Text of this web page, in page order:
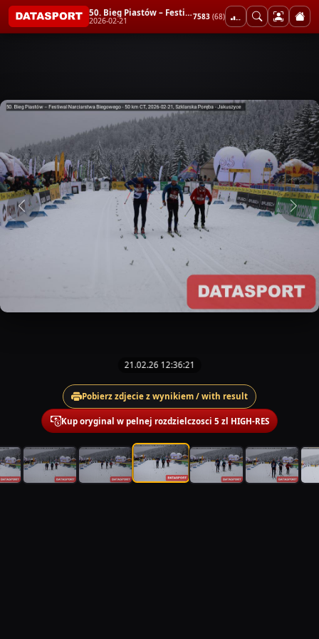
50. Bieg Piastów – Festiwal Narciarstwa Biegowego - 50 km CT
2026-02-21 7583 (68)
21.02.26 12:36:21
Pobierz zdjecie z wynikiem / with result
Kup oryginal w pelnej rozdzielczosci 5 zl HIGH-RES